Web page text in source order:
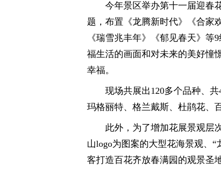
今年景区举办第十一届迎春
题，布置《龙腾新时代》《合家
《瑞雪兆丰年》《郁见春天》
福生活的画面和对未来的美好憧
幸福。
现场共展出120多个品种、
玛格丽特、格兰戴斯、杜鹃花、
此外，为了增加花展景观层
山logo为图案的大型花海景观、
客打造百花齐放春满园的观景圣地